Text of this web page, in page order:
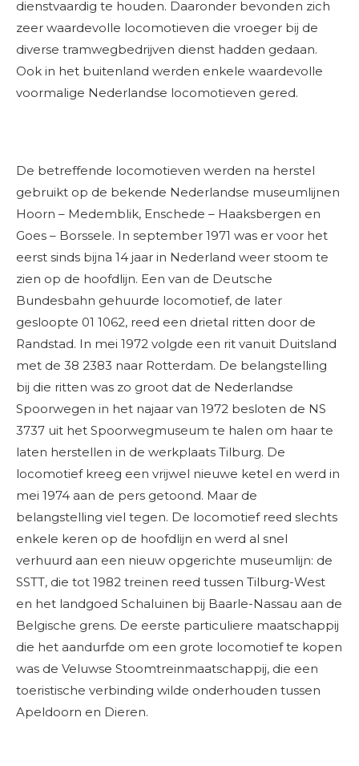
dienstvaardig te houden. Daaronder bevonden zich
zeer waardevolle locomotieven die vroeger bij de
diverse tramwegbedrijven dienst hadden gedaan.
Ook in het buitenland werden enkele waardevolle
voormalige Nederlandse locomotieven gered.
De betreffende locomotieven werden na herstel
gebruikt op de bekende Nederlandse museumlijnen
Hoorn – Medemblik, Enschede – Haaksbergen en
Goes – Borssele. In september 1971 was er voor het
eerst sinds bijna 14 jaar in Nederland weer stoom te
zien op de hoofdlijn. Een van de Deutsche
Bundesbahn gehuurde locomotief, de later
gesloopte 01 1062, reed een drietal ritten door de
Randstad. In mei 1972 volgde een rit vanuit Duitsland
met de 38 2383 naar Rotterdam. De belangstelling
bij die ritten was zo groot dat de Nederlandse
Spoorwegen in het najaar van 1972 besloten de NS
3737 uit het Spoorwegmuseum te halen om haar te
laten herstellen in de werkplaats Tilburg. De
locomotief kreeg een vrijwel nieuwe ketel en werd in
mei 1974 aan de pers getoond. Maar de
belangstelling viel tegen. De locomotief reed slechts
enkele keren op de hoofdlijn en werd al snel
verhuurd aan een nieuw opgerichte museumlijn: de
SSTT, die tot 1982 treinen reed tussen Tilburg-West
en het landgoed Schaluinen bij Baarle-Nassau aan de
Belgische grens. De eerste particuliere maatschappij
die het aandurfde om een grote locomotief te kopen
was de Veluwse Stoomtreinmaatschappij, die een
toeristische verbinding wilde onderhouden tussen
Apeldoorn en Dieren.